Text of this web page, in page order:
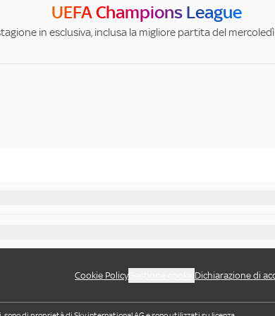
UEFA Champions League
in esclusiva, inclusa la migliore partita del
Cookie Policy Dichiarazione di